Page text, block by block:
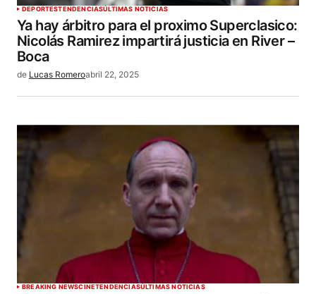
DEPORTESTENDENCIASÚLTIMAS NOTICIAS
Ya hay árbitro para el proximo Superclasico:
Nicolás Ramirez impartirá justicia en River –
Boca
de Lucas Romeroabril 22, 2025
BREAKING NEWSCINETENDENCIASÚLTIMAS NOTICIAS